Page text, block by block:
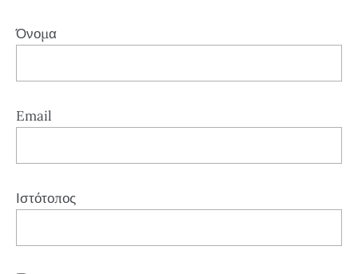
Όνομα
Email
Ιστότοπος